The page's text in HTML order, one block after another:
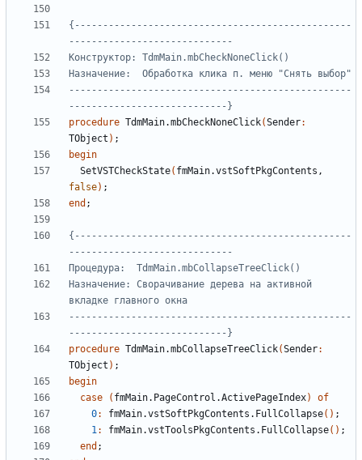
{-------------------------------------------------
--------------------------------------------------
----------------------------}
procedure TdmMain.mbCheckNoneClick(Sender:
TObject ) ;
begin
SetVSTCheckState( fmMain.vstSoftPkgContents ,
false) ;
end ;
{-------------------------------------------------
Назначение: Сворачивание дерева на активной
--------------------------------------------------
----------------------------}
procedure TdmMain.mbCollapseTreeClick(Sender:
TObject ) ;
begin
case
( fmMain. PageControl .ActivePageIndex)
of
0: fmMain.vstSoftPkgContents . FullCollapse() ;
1: fmMain.vstToolsPkgContents . FullCollapse() ;
end ;